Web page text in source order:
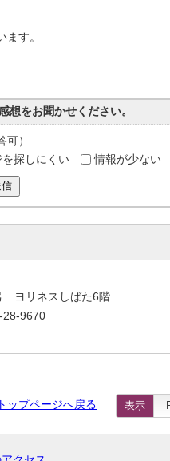
す。
想をお聞かせください。
）
探しにくい 情報が少ない
ヨリネスしばた6階
28-9670
トップページへ戻る 表示